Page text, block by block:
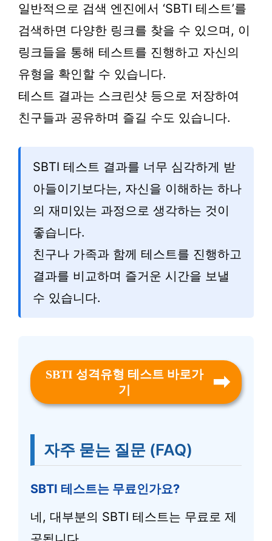
일반적으로 검색 엔진에서 ‘SBTI 테스트’를
검색하면 다양한 링크를 찾을 수 있으며, 이
링크들을 통해 테스트를 진행하고 자신의
유형을 확인할 수 있습니다.
테스트 결과는 스크린샷 등으로 저장하여
친구들과 공유하며 즐길 수도 있습니다.
SBTI 테스트 결과를 너무 심각하게 받
아들이기보다는, 자신을 이해하는 하나
의 재미있는 과정으로 생각하는 것이
좋습니다.
친구나 가족과 함께 테스트를 진행하고
결과를 비교하며 즐거운 시간을 보낼
수 있습니다.
SBTI 성격유형 테스트 바로가
기
자주 묻는 질문 (FAQ)
SBTI 테스트는 무료인가요?
네, 대부분의 SBTI 테스트는 무료로 제